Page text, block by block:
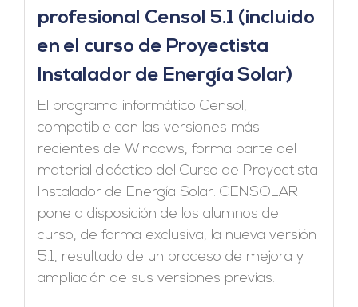
profesional Censol 5.1 (incluido
en el curso de Proyectista
Instalador de Energía Solar)
El programa informático Censol,
compatible con las versiones más
recientes de Windows, forma parte del
material didáctico del Curso de Proyectista
Instalador de Energía Solar. CENSOLAR
pone a disposición de los alumnos del
curso, de forma exclusiva, la nueva versión
5.1, resultado de un proceso de mejora y
ampliación de sus versiones previas.